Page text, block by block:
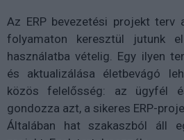
Az ERP bevezetési projekt terv
folyamaton keresztül jutunk
használatba vételig. Egy ilyen
és aktualizálása életbevágó
közös felelősség: az ügyfél
gondozza azt, a sikeres ERP-
Általában hat szakaszból áll